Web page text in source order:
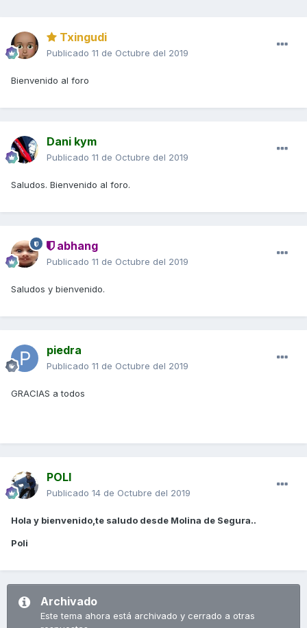
Txingudi
Publicado 11 de Octubre del 2019
Bienvenido al foro
Dani kym
Publicado 11 de Octubre del 2019
Saludos. Bienvenido al foro.
abhang
Publicado 11 de Octubre del 2019
Saludos y bienvenido.
piedra
Publicado 11 de Octubre del 2019
GRACIAS a todos
POLI
Publicado 14 de Octubre del 2019
Hola y bienvenido,te saludo desde Molina de Segura..
Poli
Archivado
Este tema ahora está archivado y cerrado a otras